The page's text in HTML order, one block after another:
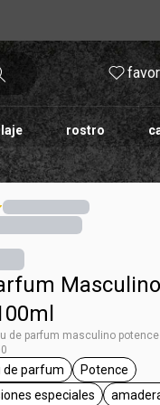
rostro
repuestos
aguasnatureerva doce
de parfum masculino potence
etiqueta eau de parfum
de parfum
etiqueta
Potence
especiales